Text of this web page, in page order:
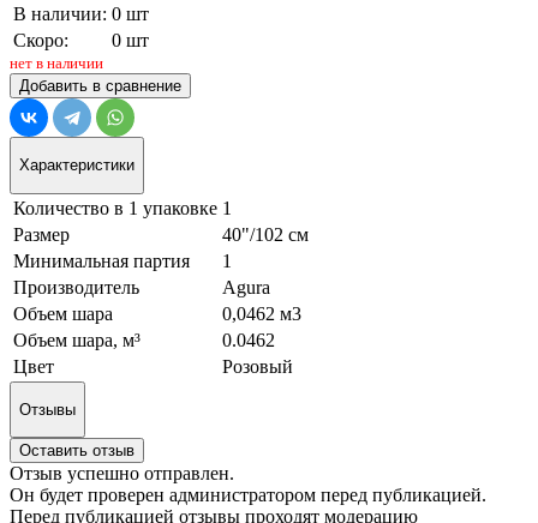
В наличии: 0 шт
Скоро:
0 шт
нет в наличии
Добавить в сравнение
Характеристики
Количество в 1 упаковке 1
Размер
40"/102 см
Минимальная партия
1
Производитель
Agura
Объем шара
0,0462 м3
Объем шара, м³
0.0462
Цвет
Розовый
Отзывы
Оставить отзыв
Отзыв успешно отправлен.
Он будет проверен администратором перед публикацией.
Перед публикацией отзывы проходят модерацию